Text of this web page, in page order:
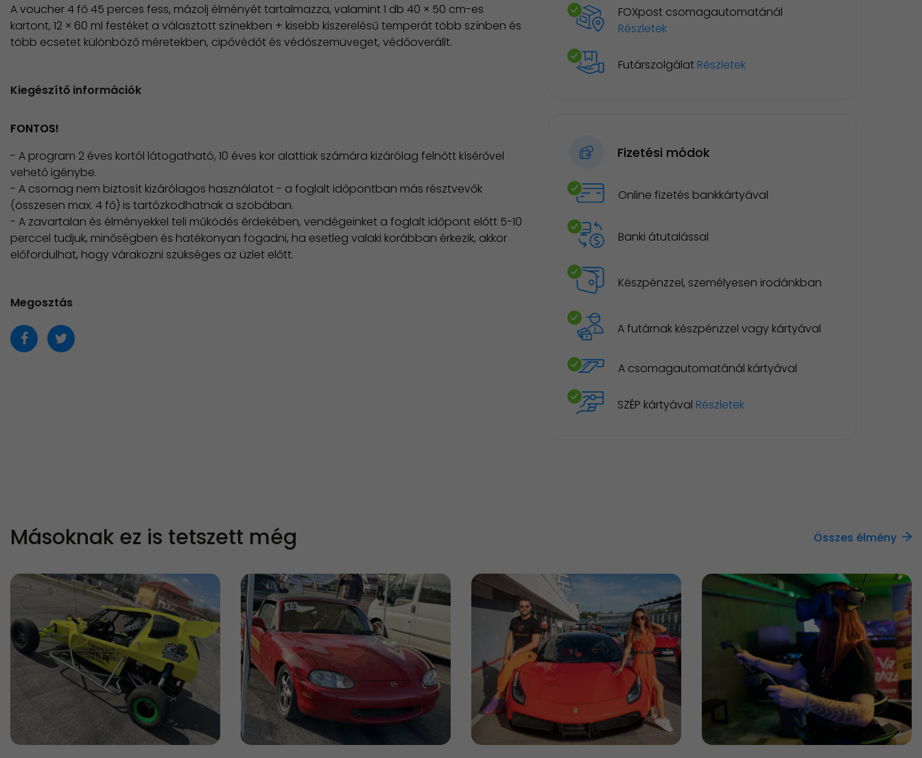
A voucher 4 fő 45 perces fess, mázolj élményét tartalmazza, valamint 1 db 40 × 50 cm-es
kartont, 12 × 60 ml festéket a választott színekben + kisebb kiszerelésű temperát több színben és
több ecsetet különböző méretekben, cipővédőt és védőszemüveget, védőoverállt.
Kiegészítő információk
FONTOS!
- A program 2 éves kortól látogatható, 10 éves kor alattiak számára kizárólag felnőtt kísérővel
vehető igénybe.
- A csomag nem biztosít kizárólagos használatot - a foglalt időpontban más résztvevők
(összesen max. 4 fő) is tartózkodhatnak a szobában.
- A zavartalan és élményekkel teli működés érdekében, vendégeinket a foglalt időpont előtt 5-10
perccel tudjuk, minőségben és hatékonyan fogadni, ha esetleg valaki korábban érkezik, akkor
előfordulhat, hogy várakozni szükséges az üzlet előtt.
Megosztás
FOXpost csomagautomatánál
Részletek
Futárszolgálat Részletek
Fizetési módok
Online fizetés bankkártyával
Banki átutalással
Készpénzzel, személyesen irodánkban
A futárnak készpénzzel vagy kártyával
A csomagautomatánál kártyával
SZÉP kártyával Részletek
Másoknak ez is tetszett még Összes élmény